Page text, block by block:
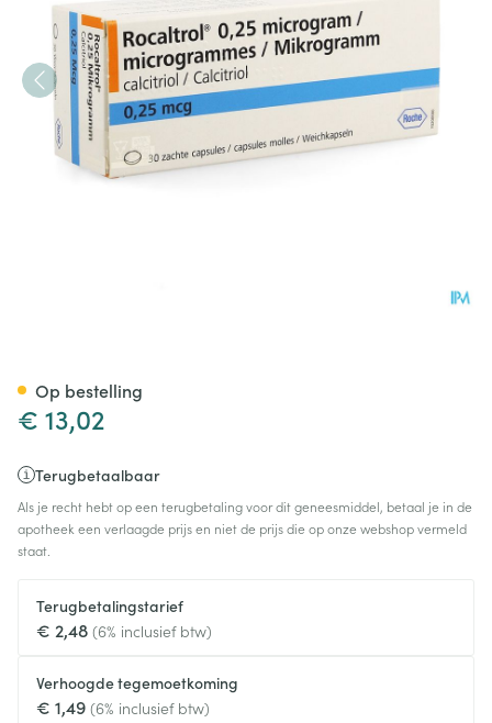
€ 13,02
Terugbetaalbaar
Als je recht hebt op een terugbetaling voor dit geneesmiddel, betaal je in de
apotheek een verlaagde prijs en niet de prijs die op onze webshop vermeld
staat.
Terugbetalingstarief
€ 2,48 (6% inclusief btw)
Verhoogde tegemoetkoming
€ 1,49 (6% inclusief btw)
Op bestelling